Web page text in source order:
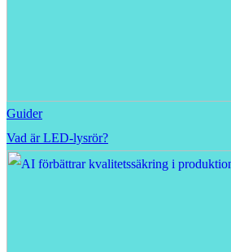
Guider
Vad är LED-lysrör?